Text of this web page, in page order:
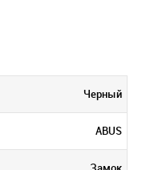
Черный
ABUS